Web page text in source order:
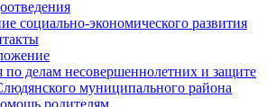
социально-экономического развития
по делам несовершеннолетних и защите
муниципального района
родителям